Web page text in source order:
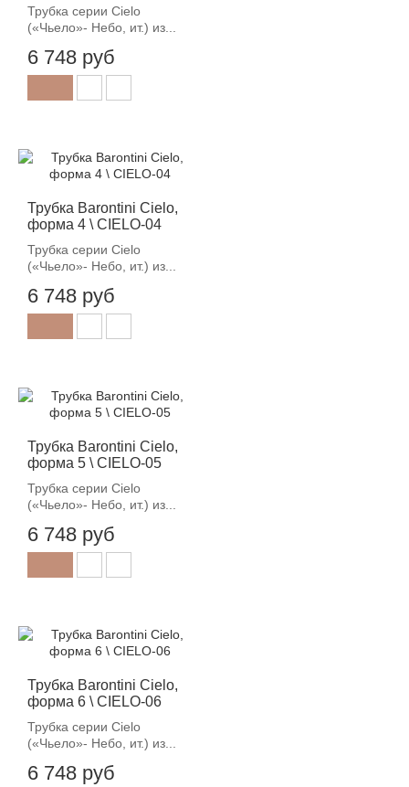
Трубка серии Cielo
(«Чьело»- Небо, ит.) из...
6 748 руб
Трубка Barontini Cielo,
форма 4 \ CIELO-04
Трубка серии Cielo
(«Чьело»- Небо, ит.) из...
6 748 руб
Трубка Barontini Cielo,
форма 5 \ CIELO-05
Трубка серии Cielo
(«Чьело»- Небо, ит.) из...
6 748 руб
Трубка Barontini Cielo,
форма 6 \ CIELO-06
Трубка серии Cielo
(«Чьело»- Небо, ит.) из...
6 748 руб